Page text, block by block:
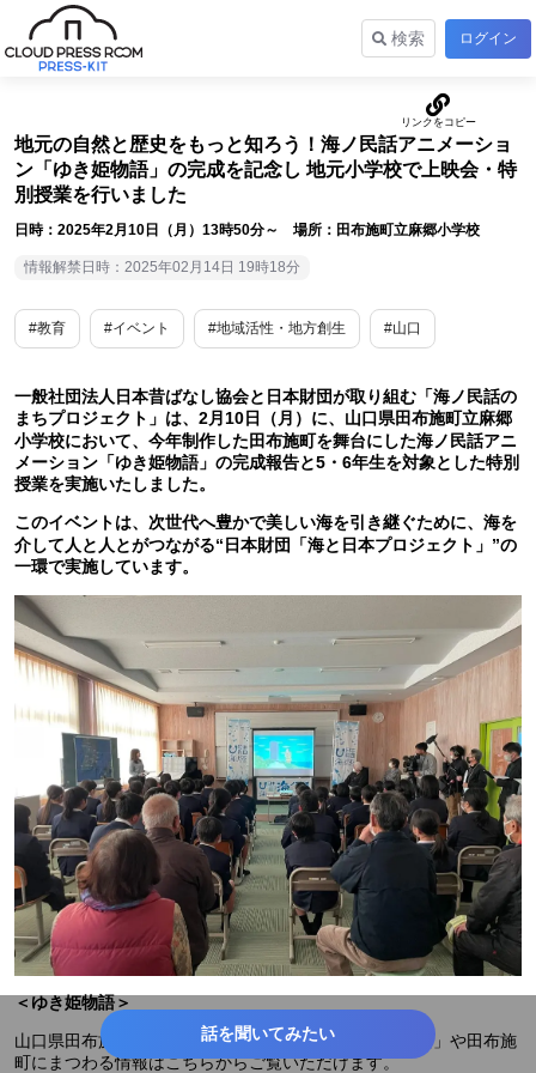
検索 ログイン
地元の自然と歴史をもっと知ろう！海ノ民話アニメーショ
ン「ゆき姫物語」の完成を記念し 地元小学校で上映会・特
別授業を行いました
日時：2025年2月10日（月）13時50分～ 場所：田布施町立麻郷小学校
情報解禁日時：2025年02月14日 19時18分
#教育 #イベント #地域活性・地方創生 #山口
一般社団法人日本昔ばなし協会と日本財団が取り組む「海ノ民話の
まちプロジェクト」は、2月10日（月）に、山口県田布施町立麻郷
小学校において、今年制作した田布施町を舞台にした海ノ民話アニ
メーション「ゆき姫物語」の完成報告と5・6年生を対象とした特別
授業を実施いたしました。
このイベントは、次世代へ豊かで美しい海を引き継ぐために、海を
介して人と人とがつながる“日本財団「海と日本プロジェクト」”の
一環で実施しています。
＜ゆき姫物語＞
山口県田布施町の海ノ民話アニメーション「ゆき姫物語」や田布施
町にまつわる情報はこちらからご覧いただけます。
話を聞いてみたい